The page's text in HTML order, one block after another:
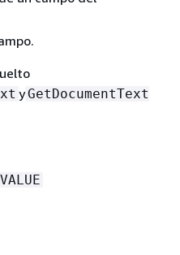
yGetDocumentText